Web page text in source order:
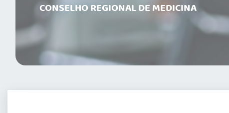
CONSELHO REGIONAL DE MEDICINA